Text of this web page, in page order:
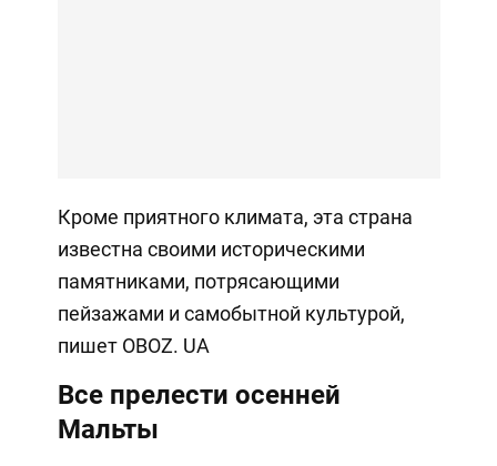
Кроме приятного климата, эта страна
известна своими историческими
памятниками, потрясающими
пейзажами и самобытной культурой,
пишет OBOZ. UA
Все прелести осенней
Мальты